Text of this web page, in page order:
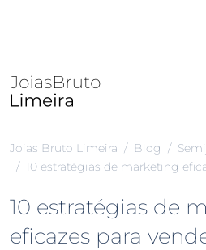
Joias Bruto Limeira Blog
10 estratégias de marketing
10 estratégias de
eficazes para